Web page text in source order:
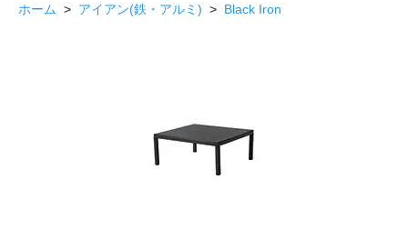
ホーム > アイアン(鉄・アルミ) > Black Iron